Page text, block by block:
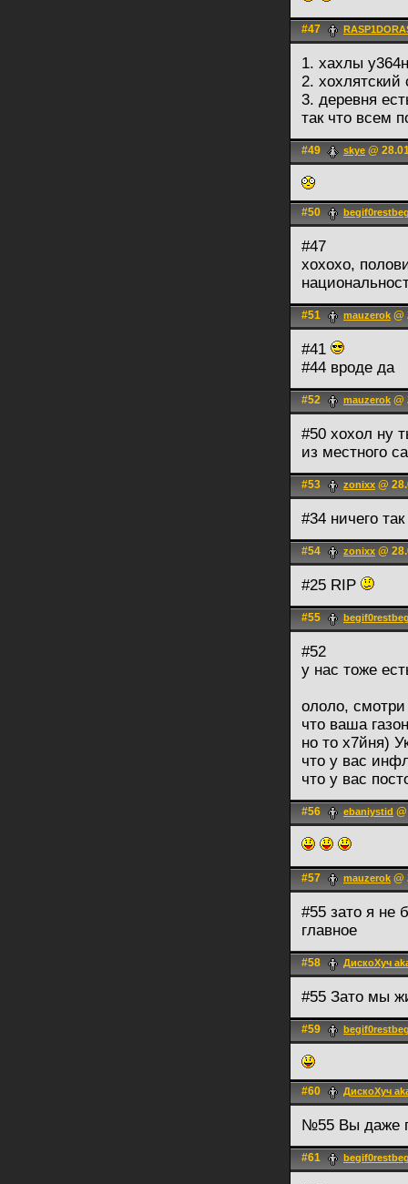
#47
1. хахлы
2. хохлятский
3. деревня
так что всем
#49 skye @
#50
#47
хохохо,
#51 mauzerok @
#41
#44 вроде да
#52 mauzerok @
#50 хохол ну
из местного
#53 zonixx @
#34 ничего
#54 zonixx @
#25 RIP
#55
#52
у нас тоже
ололо,
что ваша
но то х7йня)
что у вас
что у вас
#56 ebaniystid
#57 mauzerok @
#55 зато я не
главное
#58 ДискоХуч
#55 Зато мы
#59
#60 ДискоХуч
№55 Вы даже
#61